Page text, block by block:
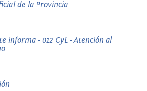
de la Provincia
informa - 012 CyL - Atención al